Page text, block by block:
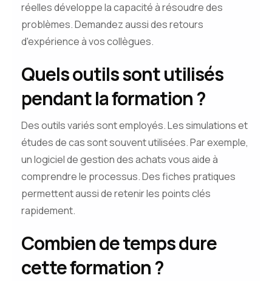
réelles développe la capacité à résoudre des
problèmes. Demandez aussi des retours
d'expérience à vos collègues.
Quels outils sont utilisés
pendant la formation ?
Des outils variés sont employés. Les simulations et
études de cas sont souvent utilisées. Par exemple,
un logiciel de gestion des achats vous aide à
comprendre le processus. Des fiches pratiques
permettent aussi de retenir les points clés
rapidement.
Combien de temps dure
cette formation ?